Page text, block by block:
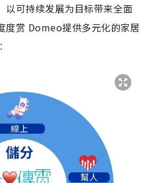
可持续发展为目标带来全面
度赏 Domeo提供多元化的家居